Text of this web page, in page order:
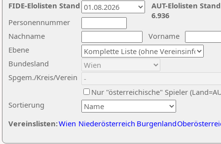
Nachname
Vorname
Ebene
Sortierung
Personennummer
Bundesland
Spgem./Kreis/Verein
Nur "österreichische" Spieler
Vereinslisten:Wien Niederösterreich Burgenland
AUT-Elolisten
6.936
FIDE-Elolisten Stand